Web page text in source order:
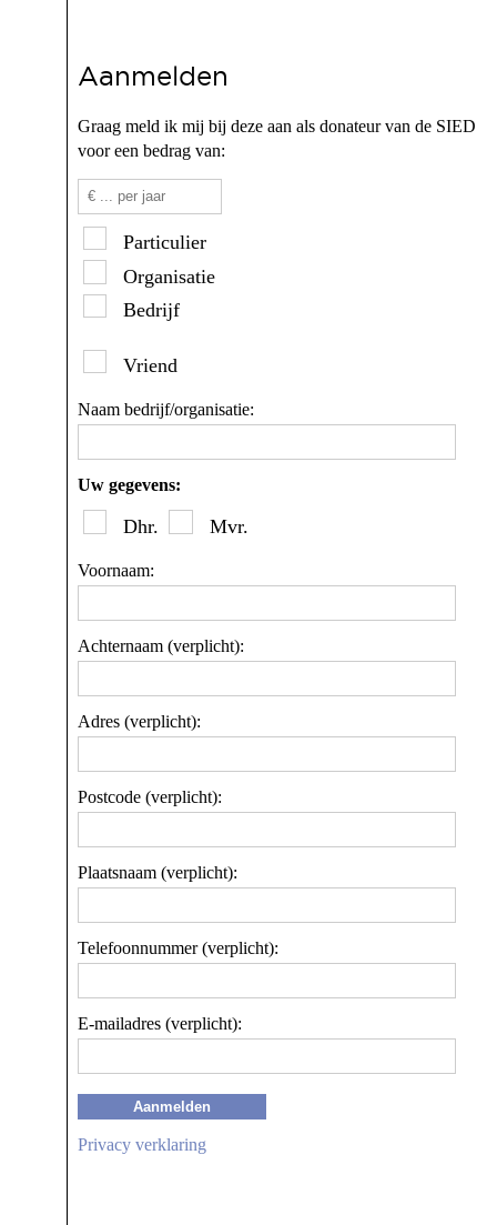
Aanmelden
Graag meld ik mij bij deze aan als donateur van de SIED
voor een bedrag van:
Particulier
Organisatie
Bedrijf
Vriend
Naam bedrijf/organisatie:
Uw gegevens:
Dhr. Mvr.
Voornaam:
Achternaam (verplicht):
Adres (verplicht):
Postcode (verplicht):
Plaatsnaam (verplicht):
Telefoonnummer (verplicht):
E-mailadres (verplicht):
Aanmelden
Privacy verklaring